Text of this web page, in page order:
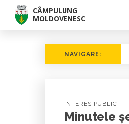
CÂMPULUNG
MOLDOVENESC
NAVIGARE:
INTERES PUBLIC
Minutele